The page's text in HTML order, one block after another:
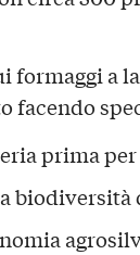
formaggi a
facendo
prima
biodiversità